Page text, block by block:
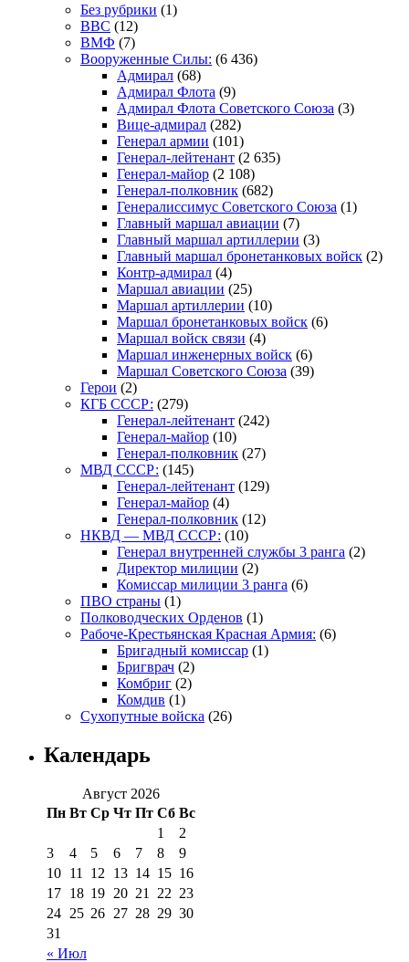
Без рубрики (1)
ВВС (12)
ВМФ (7)
Вооруженные Силы: (6 436)
Адмирал (68)
Адмирал Флота (9)
Адмирал Флота Советского Союза (3)
Вице-адмирал (282)
Генерал армии (101)
Генерал-лейтенант (2 635)
Генерал-майор (2 108)
Генерал-полковник (682)
Генералиссимус Советского Союза (1)
Главный маршал авиации (7)
Главный маршал артиллерии (3)
Главный маршал бронетанковых войск (2)
Контр-адмирал (4)
Маршал авиации (25)
Маршал артиллерии (10)
Маршал бронетанковых войск (6)
Маршал войск связи (4)
Маршал инженерных войск (6)
Маршал Советского Союза (39)
Герои (2)
КГБ СССР: (279)
Генерал-лейтенант (242)
Генерал-майор (10)
Генерал-полковник (27)
МВД СССР: (145)
Генерал-лейтенант (129)
Генерал-майор (4)
Генерал-полковник (12)
НКВД — МВД СССР: (10)
Генерал внутренней службы 3 ранга (2)
Директор милиции (2)
Комиссар милиции 3 ранга (6)
ПВО страны (1)
Полководческих Орденов (1)
Рабоче-Крестьянская Красная Армия: (6)
Бригадный комиссар (1)
Бригврач (2)
Комбриг (2)
Комдив (1)
Сухопутные войска (26)
Календарь
Август 2026
Пн Вт Ср Чт Пт Сб Вс
« Июл
1
2
3
4 5 6 7 8
9
10 11 12 13 14 15 16
17 18 19 20 21 22 23
24 25 26 27 28 29 30
31